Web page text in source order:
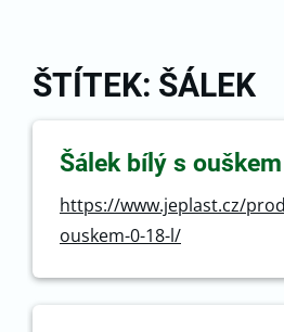
ŠTÍTEK: ŠÁLEK
Šálek bílý s ouškem
https://www.jeplast.cz/
ouskem-0-18-l/